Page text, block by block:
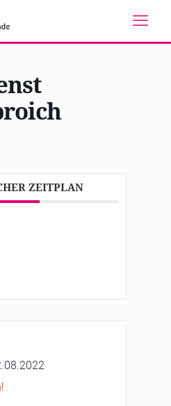
ZEITPLAN